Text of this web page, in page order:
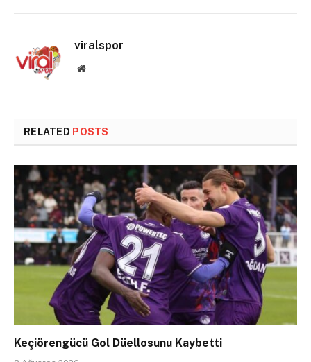
viralspor
Website
RELATED POSTS
Keçiörengücü Gol Düellosunu Kaybetti